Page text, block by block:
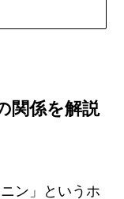
関係を解説
ン」というホ